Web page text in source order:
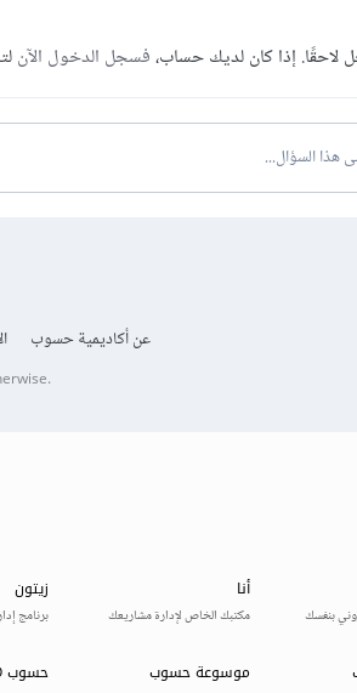
لاحقًا. إذا كان لديك حساب،فسجل الدخول الآن
هذا السؤال...
عن أكاديمية حسوب